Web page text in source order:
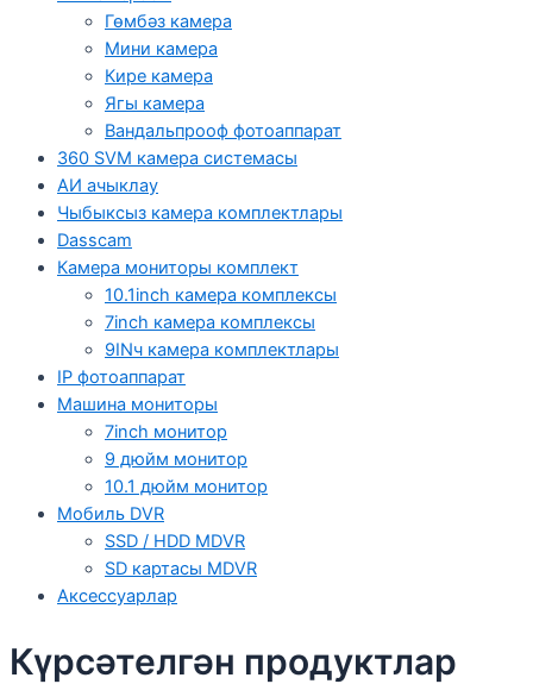
Гөмбәз камера
Мини камера
Кире камера
Ягы камера
Вандальпрооф фотоаппарат
360 SVM камера системасы
АИ ачыклау
Чыбыксыз камера комплектлары
Dasscam
Камера мониторы комплект
10.1inch камера комплексы
7inch камера комплексы
9INч камера комплектлары
IP фотоаппарат
Машина мониторы
7inch монитор
9 дюйм монитор
10.1 дюйм монитор
Мобиль DVR
SSD / HDD MDVR
SD картасы MDVR
Аксессуарлар
Күрсәтелгән продуктлар